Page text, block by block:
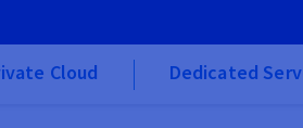
Cloud Dedicated